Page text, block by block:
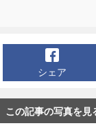
シェア
この記事の写真を見